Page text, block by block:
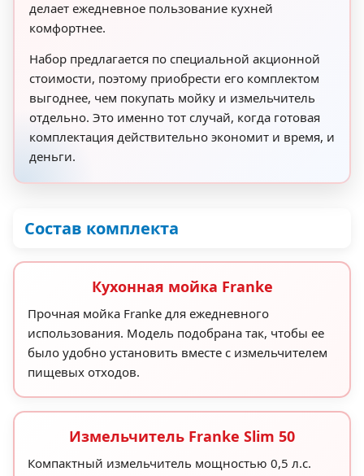
делает ежедневное пользование кухней
комфортнее.
Набор предлагается по специальной акционной
стоимости, поэтому приобрести его комплектом
выгоднее, чем покупать мойку и измельчитель
отдельно. Это именно тот случай, когда готовая
комплектация действительно экономит и время, и
деньги.
Состав комплекта
Кухонная мойка Franke
Прочная мойка Franke для ежедневного
использования. Модель подобрана так, чтобы ее
было удобно установить вместе с измельчителем
пищевых отходов.
Измельчитель Franke Slim 50
Компактный измельчитель мощностью 0,5 л.с.